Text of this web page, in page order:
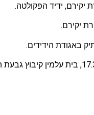
ידיד הפקולטה.
באגודת הידידים.